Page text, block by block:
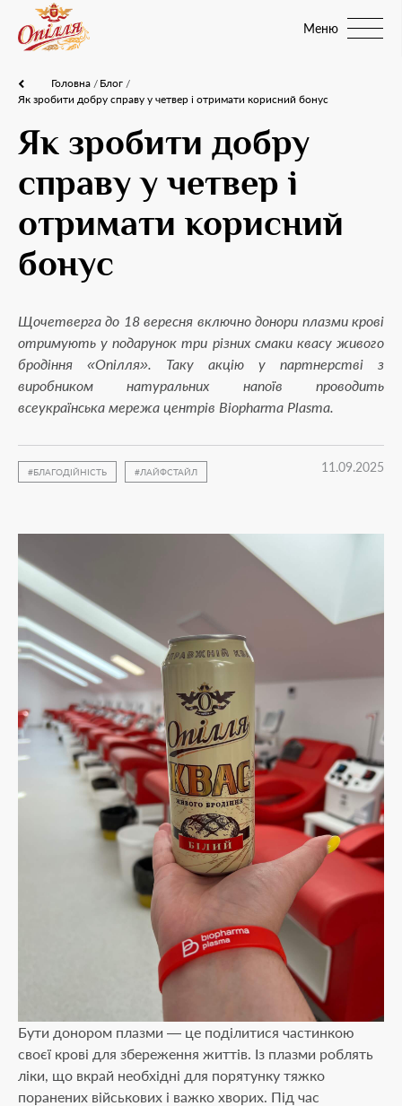
Меню
Головна
Блог
Як зробити добру справу у четвер і отримати корисний бонус
Як зробити добру
справу у четвер і
отримати корисний
бонус
Щочетверга до 18 вересня включно донори плазми крові
отримують у подарунок три різних смаки квасу живого
бродіння «Опілля». Таку акцію у партнерстві з
виробником натуральних напоїв проводить
всеукраїнська мережа центрів Biopharma Plasma.
БЛАГОДІЙНІСТЬ ЛАЙФСТАЙЛ 11.09.2025
Бути донором плазми — це поділитися частинкою
своєї крові для збереження життів. Із плазми роблять
ліки, що вкрай необхідні для порятунку тяжко
поранених військових і важко хворих. Під час
18+
Вам вже виповнилось18 років?